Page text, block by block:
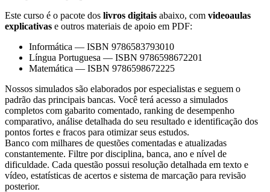
Este curso é o pacote dos livros digitais abaixo, com videoaulas
explicativas e outros materiais de apoio em PDF:
Informática — ISBN 9786583793010
Língua Portuguesa — ISBN 9786598672201
Matemática — ISBN 9786598672225
Nossos simulados são elaborados por especialistas e seguem o
padrão das principais bancas. Você terá acesso a simulados
completos com gabarito comentado, ranking de desempenho
comparativo, análise detalhada do seu resultado e identificação dos
pontos fortes e fracos para otimizar seus estudos.
Banco com milhares de questões comentadas e atualizadas
constantemente. Filtre por disciplina, banca, ano e nível de
dificuldade. Cada questão possui resolução detalhada em texto e
vídeo, estatísticas de acertos e sistema de marcação para revisão
posterior.